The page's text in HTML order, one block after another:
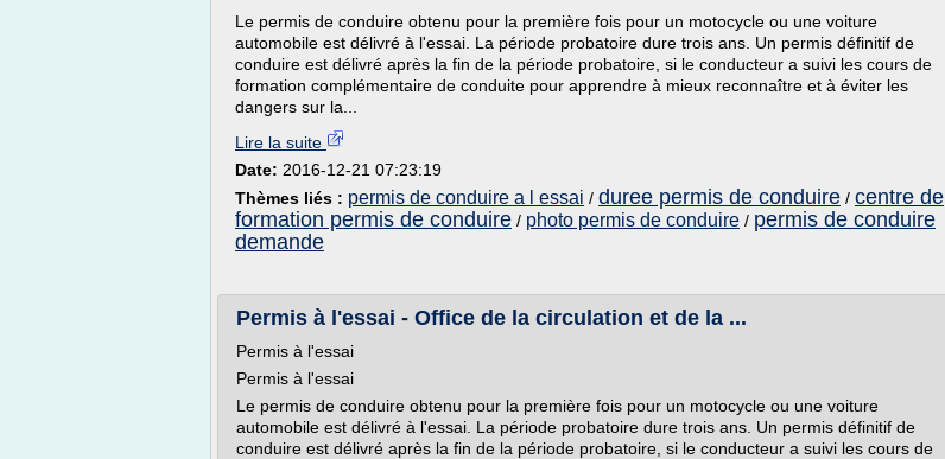
Le permis de conduire obtenu pour la première fois pour un motocycle ou une voiture
automobile est délivré à l'essai. La période probatoire dure trois ans. Un permis définitif de
conduire est délivré après la fin de la période probatoire, si le conducteur a suivi les cours de
formation complémentaire de conduite pour apprendre à mieux reconnaître et à éviter les
dangers sur la...
Lire la suite
Date: 2016-12-21 07:23:19
Thèmes liés : permis de conduire a l essai / duree permis de conduire / centre de
formation permis de conduire / photo permis de conduire / permis de conduire
demande
Permis à l'essai - Office de la circulation et de la ...
Permis à l'essai
Permis à l'essai
Le permis de conduire obtenu pour la première fois pour un motocycle ou une voiture
automobile est délivré à l'essai. La période probatoire dure trois ans. Un permis définitif de
conduire est délivré après la fin de la période probatoire, si le conducteur a suivi les cours de